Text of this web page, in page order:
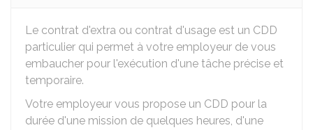
Le contrat d'extra ou contrat d'usage est un CDD
particulier qui permet à votre employeur de vous
embaucher pour l'exécution d'une tâche précise et
temporaire.
Votre employeur vous propose un CDD pour la
durée d'une mission de quelques heures, d'une